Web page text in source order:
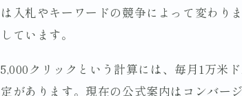
は入札やキーワードの競争によって変わり
しています。
5,000クリックという計算には、毎月1万米
定があります。現在の公式案内はコンバ